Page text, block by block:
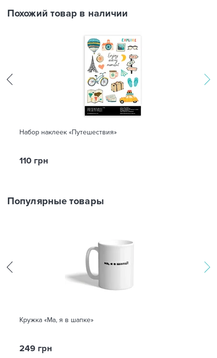
Похожий товар в наличии
Набор наклеек «Путешествия»
110 грн
Популярные товары
Кружка «Ма, я в шапке»
249 грн